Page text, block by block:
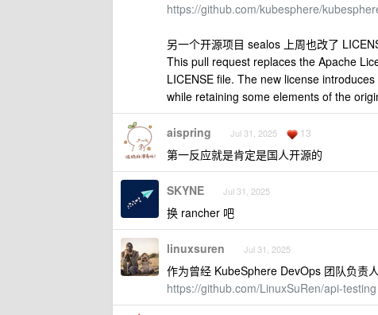
https://github.com/kubesphere/
另一个开源项目 sealos 上周也改了
This pull request replaces the Apache
LICENSE file. The new license
while retaining some elements of the
aispring Jul 31, 2025 13
第一反应就是肯定是国人开源的
SKYNE Jul 31, 2025
换 rancher 吧
linuxsuren Jul 31, 2025
作为曾经 KubeSphere DevOps 团队负责
https://github.com/LinuxSuRen/api-testing